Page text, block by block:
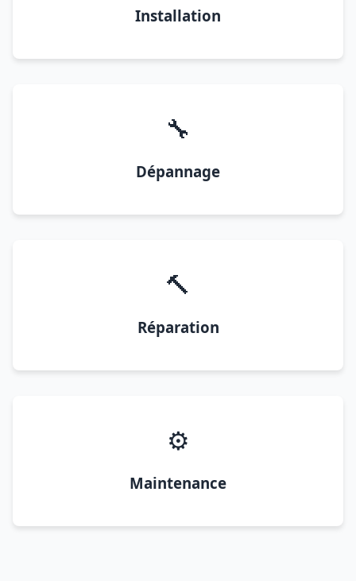
Installation
🔧
Dépannage
🔨
Réparation
⚙️
Maintenance